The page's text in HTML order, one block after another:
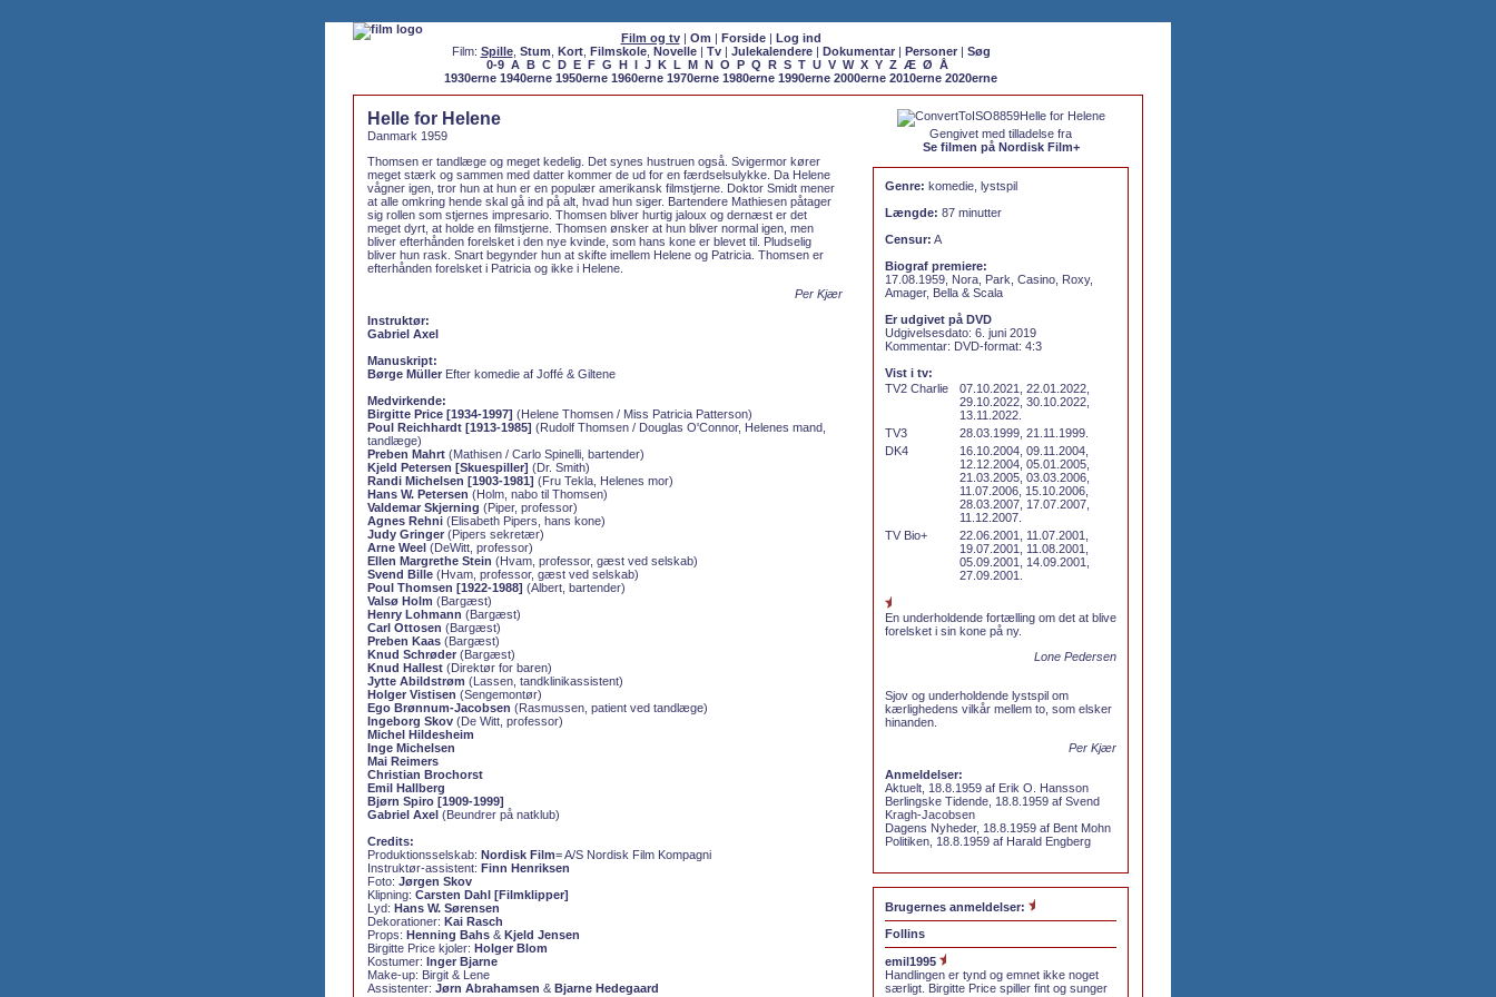
Film og tv| Om | Forside| Log ind
Film: Spille, Stum Kort, Filmskole, Novelle| Tv| Julekalendere| Dokumentar| Personer| Søg
0-9 A B C D E F G H I J K L M N O P Q R S T U V W X Y Z Æ Ø Å
1930erne 1940erne 1950erne 1960erne 1970erne 1980erne 1990erne 2000erne 2010erne 2020erne
Helle for Helene
Danmark 1959
Thomsen er tandlæge og meget kedelig. Det synes hustruen også. Svigermor kører
meget stærk og sammen med datter kommer de ud for en færdselsulykke. Da Helene
vågner igen, tror hun at hun er en populær amerikansk filmstjerne. Doktor Smidt mener
at alle omkring hende skal gå ind på alt, hvad hun siger. Bartendere Mathiesen påtager
sig rollen som stjernes impresario. Thomsen bliver hurtig jaloux og dernæst er det
meget dyrt, at holde en filmstjerne. Thomsen ønsker at hun bliver normal igen, men
bliver efterhånden forelsket i den nye kvinde, som hans kone er blevet til. Pludselig
bliver hun rask. Snart begynder hun at skifte imellem Helene og Patricia. Thomsen er
efterhånden forelsket i Patricia og ikke i Helene.
Per Kjær
Instruktør:
Gabriel Axel
Manuskript:
Børge Müller Efter komedie af Joffé & Giltene
Medvirkende:
Birgitte Price [1934-1997] (Helene Thomsen / Miss Patricia Patterson)
Poul Reichhardt [1913-1985] (Rudolf Thomsen / Douglas O'Connor, Helenes mand,
tandlæge)
Preben Mahrt (Mathisen / Carlo Spinelli, bartender)
Kjeld Petersen [Skuespiller] (Dr. Smith)
Randi Michelsen [1903-1981] (Fru Tekla, Helenes mor)
Hans W. Petersen (Holm, nabo til Thomsen)
Valdemar Skjerning (Piper, professor)
Agnes Rehni (Elisabeth Pipers, hans kone)
Judy Gringer (Pipers sekretær)
Arne Weel (DeWitt, professor)
Ellen Margrethe Stein (Hvam, professor, gæst ved selskab)
Svend Bille (Hvam, professor, gæst ved selskab)
Poul Thomsen [1922-1988] (Albert, bartender)
Valsø Holm (Bargæst)
Henry Lohmann (Bargæst)
Carl Ottosen (Bargæst)
Preben Kaas (Bargæst)
Knud Schrøder (Bargæst)
Knud Hallest (Direktør for baren)
Jytte Abildstrøm (Lassen, tandklinikassistent)
Holger Vistisen (Sengemontør)
Ego Brønnum-Jacobsen (Rasmussen, patient ved tandlæge)
Ingeborg Skov (De Witt, professor)
Michel Hildesheim
Inge Michelsen
Mai Reimers
Christian Brochorst
Emil Hallberg
Bjørn Spiro [1909-1999]
Gabriel Axel (Beundrer på natklub)
Credits:
Produktionsselskab: Nordisk Film= A/S Nordisk Film Kompagni
Instruktør-assistent: Finn Henriksen
Foto: Jørgen Skov
Klipning: Carsten Dahl [Filmklipper]
Lyd: Hans W. Sørensen
Dekorationer: Kai Rasch
Props: Henning Bahs & Kjeld Jensen
Birgitte Price kjoler: Holger Blom
Kostumer: Inger Bjarne
Make-up: Birgit & Lene
Assistenter: Jørn Abrahamsen & Bjarne Hedegaard
Gengivet med tilladelse fra
Se filmen på Nordisk Film+
Genre: komedie, lystspil
Længde: 87 minutter
Censur: A
Biograf premiere:
17.08.1959, Nora, Park, Casino, Roxy,
Amager, Bella & Scala
Er udgivet på DVD
Udgivelsesdato: 6. juni 2019
Kommentar: DVD-format: 4:3
Vist i tv:
TV2 Charlie
07.10.2021, 22.01.2022,
29.10.2022, 30.10.2022,
13.11.2022.
TV3
28.03.1999, 21.11.1999.
DK4
16.10.2004, 09.11.2004,
12.12.2004, 05.01.2005,
21.03.2005, 03.03.2006,
11.07.2006, 15.10.2006,
28.03.2007, 17.07.2007,
11.12.2007.
TV Bio+
22.06.2001, 11.07.2001,
19.07.2001, 11.08.2001,
05.09.2001, 14.09.2001,
27.09.2001.
En underholdende fortælling om det at blive
forelsket i sin kone på ny.
Lone Pedersen
Sjov og underholdende lystspil om
kærlighedens vilkår mellem to, som elsker
hinanden.
Per Kjær
Anmeldelser:
Aktuelt, 18.8.1959 af Erik O. Hansson
Berlingske Tidende, 18.8.1959 af Svend
Kragh-Jacobsen
Dagens Nyheder, 18.8.1959 af Bent Mohn
Politiken, 18.8.1959 af Harald Engberg
Brugernes anmeldelser:
Follins
emil1995
Handlingen er tynd og emnet ikke noget
særligt. Birgitte Price spiller fint og sunger